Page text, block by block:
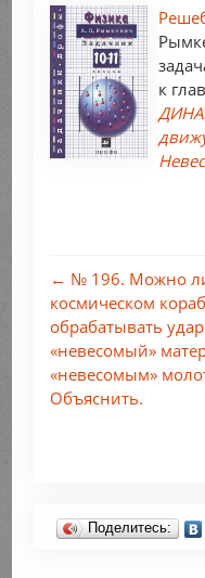
к
← № 196. Можно
космическом
обрабатывать
«невесомый»
«невесомым»
Объяснить.
Поделитесь: